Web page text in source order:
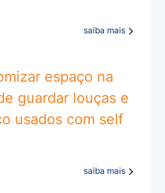
saiba mais
espaço na
guardar louças e
usados com self
saiba mais